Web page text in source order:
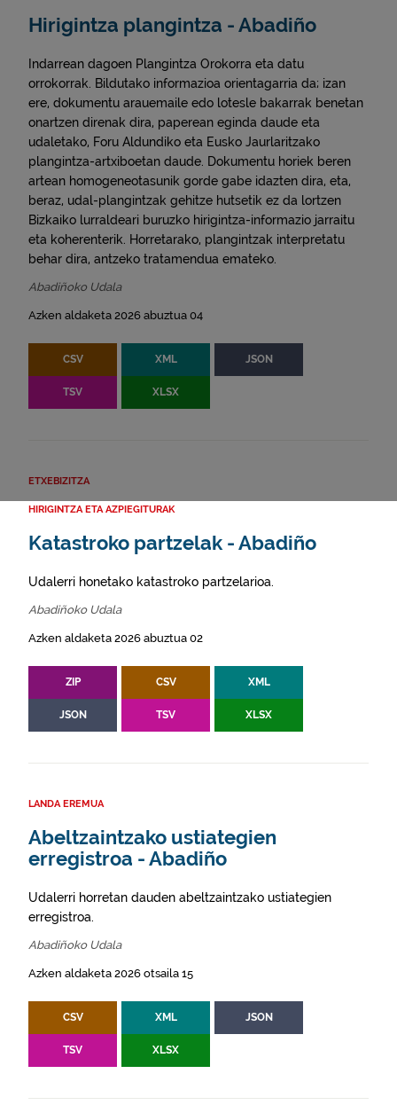
Hirigintza plangintza - Abadiño
Indarrean dagoen Plangintza Orokorra eta datu
orrokorrak. Bildutako informazioa orientagarria da; izan
ere, dokumentu arauemaile edo lotesle bakarrak benetan
onartzen direnak dira, paperean eginda daude eta
udaletako, Foru Aldundiko eta Eusko Jaurlaritzako
plangintza-artxiboetan daude. Dokumentu horiek beren
artean homogeneotasunik gorde gabe idazten dira, eta,
beraz, udal-plangintzak gehitze hutsetik ez da lortzen
Bizkaiko lurraldeari buruzko hirigintza-informazio jarraitu
eta koherenterik. Horretarako, plangintzak interpretatu
behar dira, antzeko tratamendua emateko.
Abadiñoko Udala
Azken aldaketa 2026 abuztua 04
CSV XML JSON
TSV XLSX
ETXEBIZITZA
HIRIGINTZA ETA AZPIEGITURAK
Katastroko partzelak - Abadiño
Udalerri honetako katastroko partzelarioa.
Abadiñoko Udala
Azken aldaketa 2026 abuztua 02
ZIP CSV XML
JSON TSV XLSX
LANDA EREMUA
Abeltzaintzako ustiategien
erregistroa - Abadiño
Udalerri horretan dauden abeltzaintzako ustiategien
erregistroa.
Abadiñoko Udala
Azken aldaketa 2026 otsaila 15
CSV XML JSON
TSV XLSX